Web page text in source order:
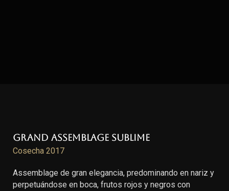
Grand Assemblage Sublime
Cosecha 2017
Assemblage de gran elegancia, predominando en nariz y
perpetuándose en boca, frutos rojos y negros con